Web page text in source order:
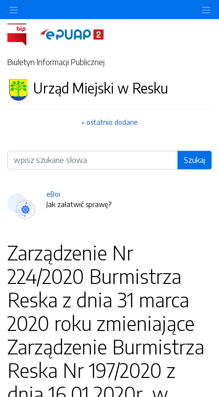
Biuletyn Informacji Publicznej
Urząd Miejski w Resku
ostatnio dodane
Wyszukiwarka Szukaj
eBoi
Jak załatwić sprawę?
Zarządzenie Nr
224/2020 Burmistrza
Reska z dnia 31 marca
2020 roku zmieniające
Zarządzenie Burmistrza
Reska Nr 197/2020 z